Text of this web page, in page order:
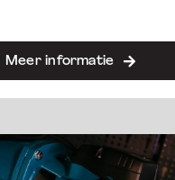
Meer informatie